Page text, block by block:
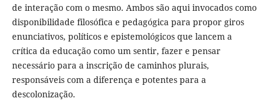
de interação com o mesmo. Ambos são aqui invocados como
disponibilidade filosófica e pedagógica para propor giros
enunciativos, políticos e epistemológicos que lancem a
crítica da educação como um sentir, fazer e pensar
necessário para a inscrição de caminhos plurais,
responsáveis com a diferença e potentes para a
descolonização.